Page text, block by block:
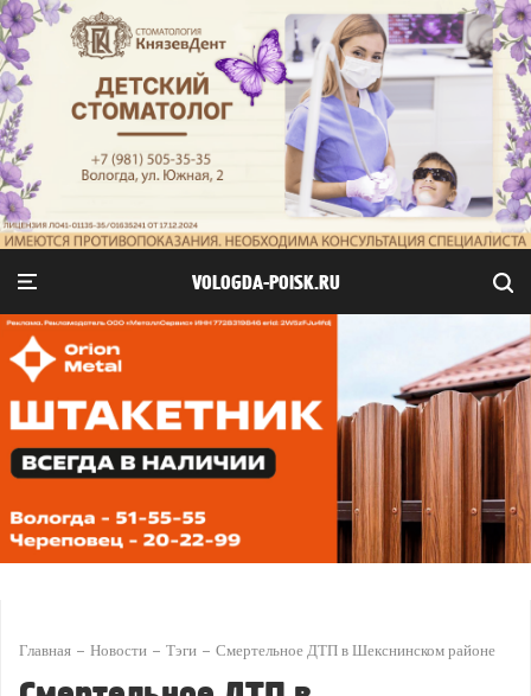
VOLOGDA-POISK.RU
Главная Новости Тэги Смертельное ДТП в Шекснинском районе